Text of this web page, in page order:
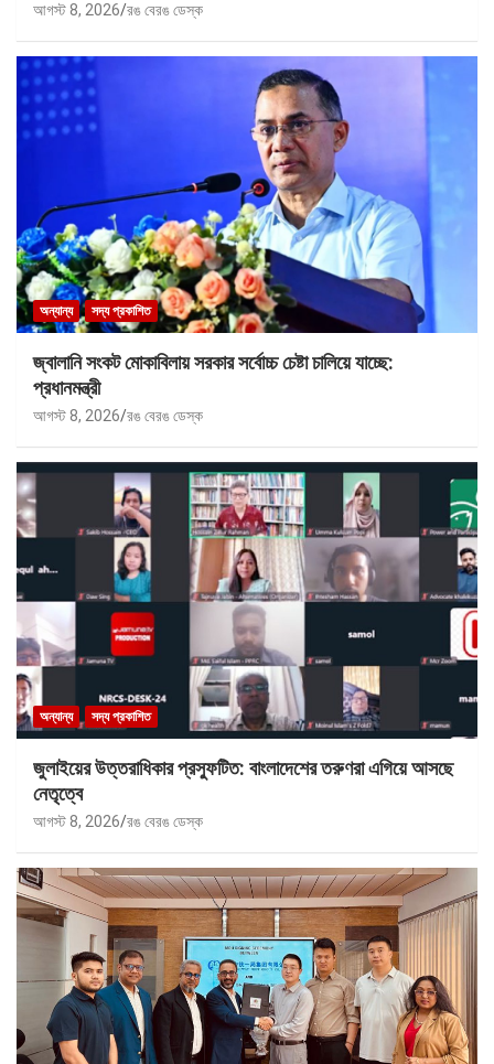
আগস্ট 8, 2026 রঙ বেরঙ ডেস্ক
অন্যান্য সদ্য প্রকাশিত
জ্বালানি সংকট মোকাবিলায় সরকার সর্বোচ্চ চেষ্টা চালিয়ে যাচ্ছে:
প্রধানমন্ত্রী
আগস্ট 8, 2026 রঙ বেরঙ ডেস্ক
অন্যান্য সদ্য প্রকাশিত
জুলাইয়ের উত্তরাধিকার প্রস্ফুটিত: বাংলাদেশের তরুণরা এগিয়ে আসছে
নেতৃত্বে
আগস্ট 8, 2026 রঙ বেরঙ ডেস্ক